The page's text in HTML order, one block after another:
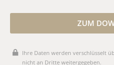
ZUM
Ihre Daten werden verschlüsselt
nicht an Dritte weitergegeben.